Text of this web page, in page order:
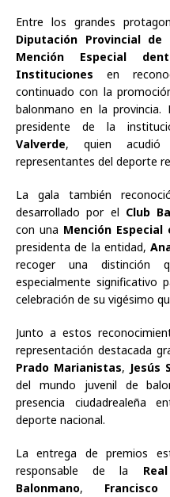
Entre los grandes
Diputación Provincial de
Mención Especial
Instituciones en
continuado con la
balonmano en la
presidente de la
Valverde, quien acudió
representantes del deporte
La gala también
desarrollado por el Club
con una Mención
presidenta de la entidad,
recoger una distinción
especialmente significativo
celebración de su vigésimo
Junto a estos
representación destacada
Prado Marianistas, Jesús
del mundo juvenil de
presencia ciudadrealeña
deporte nacional.
La entrega de premios
responsable de la
Balonmano,